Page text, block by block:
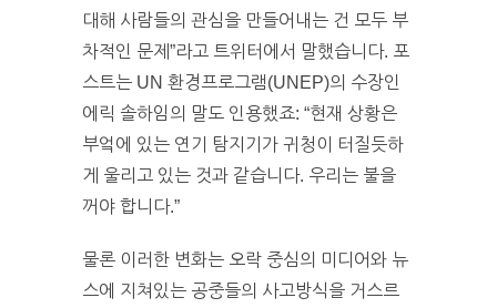
대해 사람들의 관심을 만들어내는 건 모두 부
차적인 문제”라고 트위터에서 말했습니다. 포
스트는 UN 환경프로그램(UNEP)의 수장인
에릭 솔하임의 말도 인용했죠: “현재 상황은
부엌에 있는 연기 탐지기가 귀청이 터질듯하
게 울리고 있는 것과 같습니다. 우리는 불을
꺼야 합니다.”
물론 이러한 변화는 오락 중심의 미디어와 뉴
스에 지쳐있는 공중들의 사고방식을 거스르